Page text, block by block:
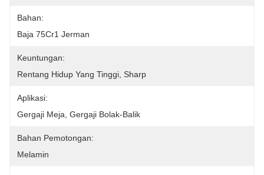
Bahan:
Baja 75Cr1 Jerman
Keuntungan:
Rentang Hidup Yang Tinggi, Sharp
Aplikasi:
Gergaji Meja, Gergaji Bolak-Balik
Bahan Pemotongan:
Melamin